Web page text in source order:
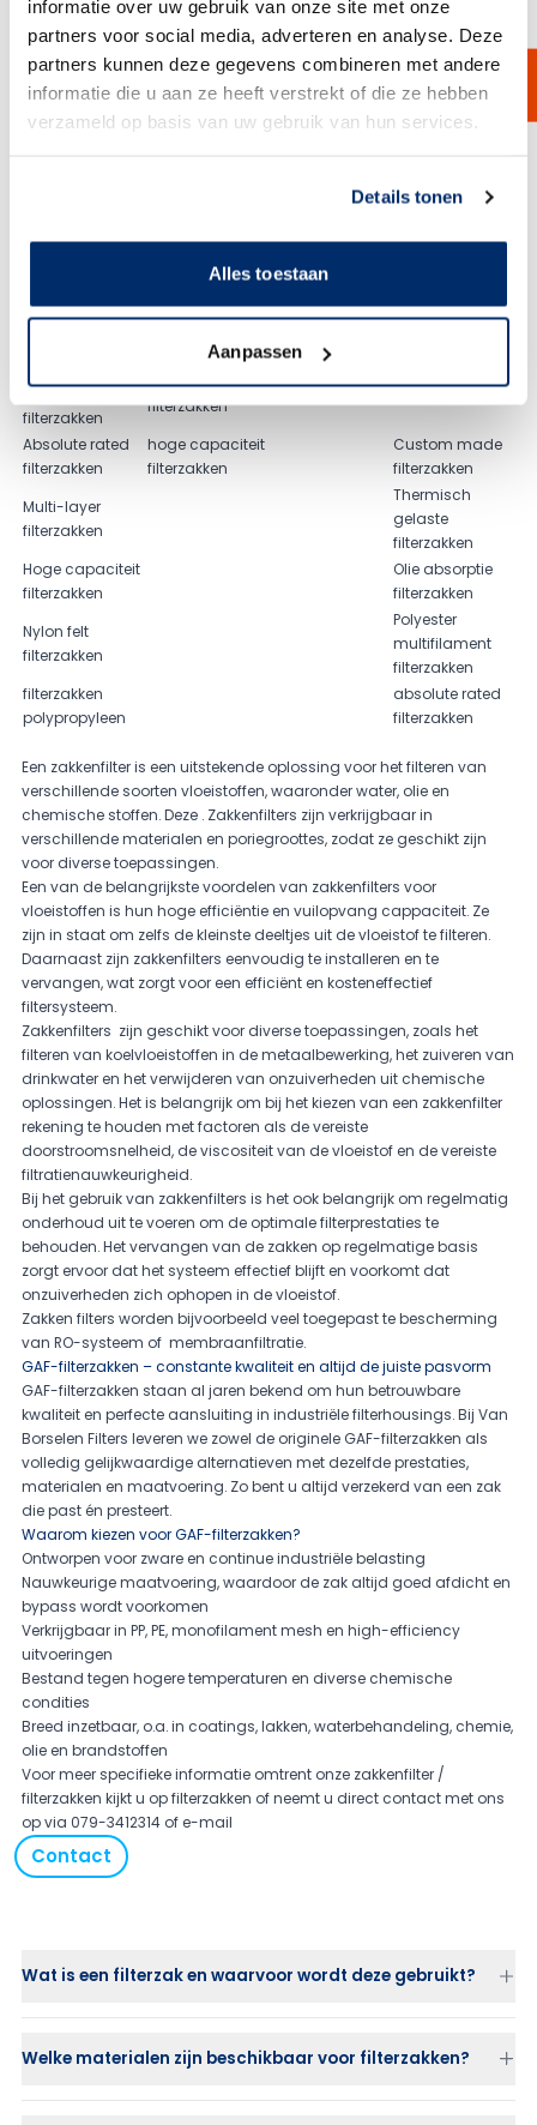
informatie over uw gebruik van onze site met onze
partners voor social media, adverteren en analyse. Deze
partners kunnen deze gegevens combineren met andere
informatie die u aan ze heeft verstrekt of die ze hebben
verzameld op basis van uw gebruik van hun services.
Details tonen
Alles toestaan
Aanpassen
Polypropyleen
felt
Filterzakken
Polypropyleen
mesh
zakken filter Gaf
Olie absorptie
filterzakken
Polyester
naaldvilt
Nylon
monofilament
zakken filter
Eaton
Water
absorberende
filterzakken
Zakken filter FSI
500 series
filterzakken
Filterzakken
polyester mesh
temperaturen
naaldvilt
filterzakken
Polyester
multifilament
filterzakken
maat gemaakt.
Absolute rated
filterzakken
hoge capaciteit
filterzakken
Custom made
filterzakken
Multi-layer
filterzakken
Thermisch
gelaste
filterzakken
Hoge capaciteit
filterzakken
Olie absorptie
filterzakken
Nylon felt
filterzakken
Polyester
multifilament
filterzakken
filterzakken
polypropyleen
absolute rated
filterzakken
Een zakkenfilter is een uitstekende oplossing voor het filteren van
verschillende soorten vloeistoffen, waaronder water, olie en
chemische stoffen. Deze . Zakkenfilters zijn verkrijgbaar in
verschillende materialen en poriegroottes, zodat ze geschikt zijn
voor diverse toepassingen.
Een van de belangrijkste voordelen van zakkenfilters voor
vloeistoffen is hun hoge efficiëntie en vuilopvang cappaciteit. Ze
zijn in staat om zelfs de kleinste deeltjes uit de vloeistof te filteren.
Daarnaast zijn zakkenfilters eenvoudig te installeren en te
vervangen, wat zorgt voor een efficiënt en kosteneffectief
filtersysteem.
Zakkenfilters zijn geschikt voor diverse toepassingen, zoals het
filteren van koelvloeistoffen in de metaalbewerking, het zuiveren van
drinkwater en het verwijderen van onzuiverheden uit chemische
oplossingen. Het is belangrijk om bij het kiezen van een zakkenfilter
rekening te houden met factoren als de vereiste
doorstroomsnelheid, de viscositeit van de vloeistof en de vereiste
filtratienauwkeurigheid.
Bij het gebruik van zakkenfilters is het ook belangrijk om regelmatig
onderhoud uit te voeren om de optimale filterprestaties te
behouden. Het vervangen van de zakken op regelmatige basis
zorgt ervoor dat het systeem effectief blijft en voorkomt dat
onzuiverheden zich ophopen in de vloeistof.
Zakken filters worden bijvoorbeeld veel toegepast te bescherming
van RO-systeem of membraanfiltratie.
GAF-filterzakken – constante kwaliteit en altijd de juiste pasvorm
GAF-filterzakken staan al jaren bekend om hun betrouwbare
kwaliteit en perfecte aansluiting in industriële filterhousings. Bij Van
Borselen Filters leveren we zowel de originele GAF-filterzakken als
volledig gelijkwaardige alternatieven met dezelfde prestaties,
materialen en maatvoering. Zo bent u altijd verzekerd van een zak
die past én presteert.
Waarom kiezen voor GAF-filterzakken?
Ontworpen voor zware en continue industriële belasting
Nauwkeurige maatvoering, waardoor de zak altijd goed afdicht en
bypass wordt voorkomen
Verkrijgbaar in PP, PE, monofilament mesh en high-efficiency
uitvoeringen
Bestand tegen hogere temperaturen en diverse chemische
condities
Breed inzetbaar, o.a. in coatings, lakken, waterbehandeling, chemie,
olie en brandstoffen
Voor meer specifieke informatie omtrent onze zakkenfilter /
filterzakken kijkt u op filterzakken of neemt u direct contact met ons
op via 079-3412314 ofe-mail
Contact
Wat is een filterzak en waarvoor wordt deze gebruikt?
Welke materialen zijn beschikbaar voor filterzakken?